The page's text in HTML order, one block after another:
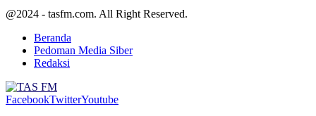
@2024 - tasfm.com. All Right Reserved.
Beranda
Pedoman Media Siber
Redaksi
FacebookTwitterYoutube